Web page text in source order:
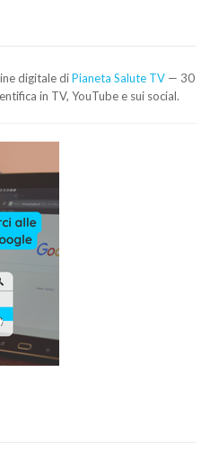
digitale diPianeta Salute TV — 30
in TV, YouTube e sui social.